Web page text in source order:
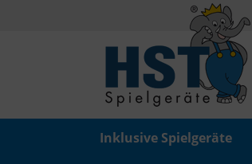
Inklusive Spielgeräte